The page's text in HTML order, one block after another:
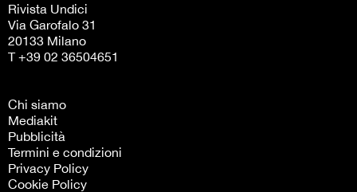
Rivista Undici
Via Garofalo 31
20133 Milano
T +39 02 36504651
Chi siamo
Mediakit
Pubblicità
Termini e condizioni
Privacy Policy
Cookie Policy